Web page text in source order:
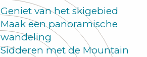
Geniet van het skigebied
Maak een panoramische
wandeling
Sidderen met de Mountain